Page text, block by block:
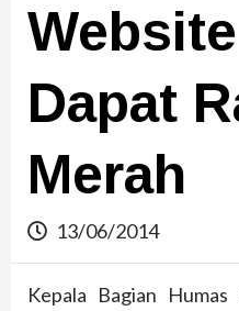
Dapat
Merah
13/06/2014
Kepala Bagian